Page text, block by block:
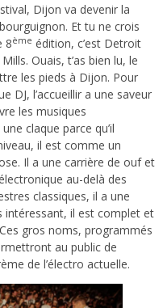
Dijon va devenir la
Et tu ne crois
8ème édition, c’est Detroit
Ouais, t’as bien lu, le
les pieds à Dijon. Pour
DJ, l’accueillir a une saveur
les musiques
claque parce qu’il
il est comme un
Il a une carrière de ouf et
au-delà des
classiques, il a une
intéressant, il est complet et
gros noms, programmés
au public de
de l’électro actuelle.